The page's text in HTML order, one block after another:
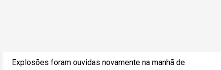
Explosões foram ouvidas novamente na manhã de